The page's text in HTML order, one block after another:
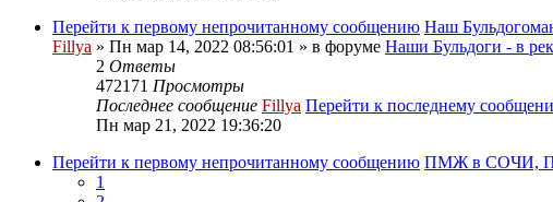
Перейти к первому непрочитанному сообщению Наш
Fillya » Пн мар 14, 2022 08:56:01 » в форуме Наши Бульдоги - в
2 Ответы
472171 Просмотры
Последнее сообщение Fillya Перейти к последнему
Пн мар 21, 2022 19:36:20
Перейти к первому непрочитанному сообщению ПМЖ в СОЧИ,
1